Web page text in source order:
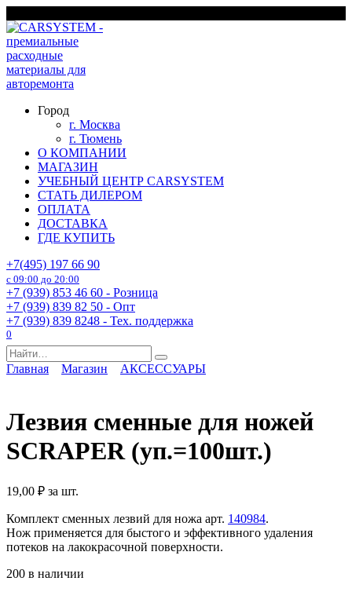
к
содержанию
Город
г. Москва
г. Тюмень
О КОМПАНИИ
МАГАЗИН
УЧЕБНЫЙ ЦЕНТР CARSYSTEM
СТАТЬ ДИЛЕРОМ
ОПЛАТА
ДОСТАВКА
ГДЕ КУПИТЬ
+7(495) 197 66 90
с 09:00 до 20:00
+7 (939) 853 46 60 - Розница
+7 (939) 839 82 50 - Опт
+7 (939) 839 8248 - Тех. поддержка
0
Search
for:
Главная Магазин АКСЕССУАРЫ
Лезвия сменные для ножей
SCRAPER (уп.=100шт.)
19,00 ₽ за шт.
Комплект сменных лезвий для ножа арт. 140984.
Нож применяется для быстого и эффективного удаления
потеков на лакокрасочной поверхности.
200 в наличии